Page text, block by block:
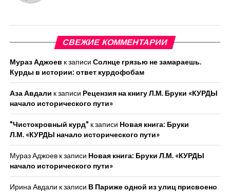
СВЕЖИЕ КОММЕНТАРИИ
Мураз Аджоев к записи Солнце грязью не замараешь.
Курды в истории: ответ курдофобам
Аза Авдали к записи Рецензия на книгу Л.М. Бруки «КУРДЫ
начало исторического пути»
"Чистокровный курд" к записи Новая книга: Бруки
Л.М. «КУРДЫ начало исторического пути»
Мураз Аджоевк записи Новая книга: Бруки Л.М. «КУРДЫ
начало исторического пути»
Ирина Авдали к записи В Париже одной из улиц присвоено